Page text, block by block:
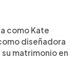
como Kate
diseñadora
matrimonio en